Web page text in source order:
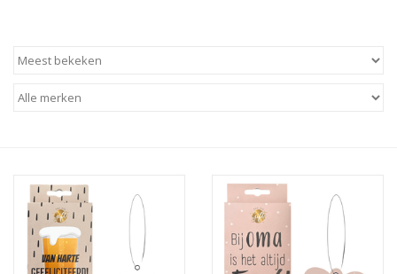
Thee, Koffie & wat Lekkers
Wenskaarten